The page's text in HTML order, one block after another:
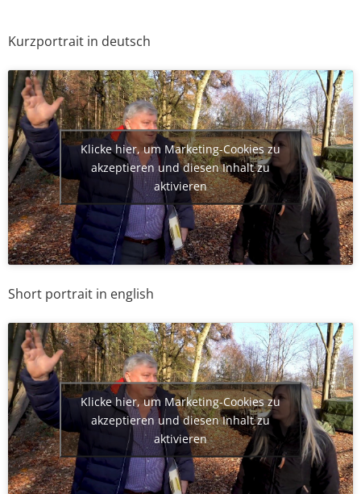
Kurzportrait in deutsch
Klicke hier, um Marketing-Cookies zu
akzeptieren und diesen Inhalt zu
aktivieren
Short portrait in english
Klicke hier, um Marketing-Cookies zu
akzeptieren und diesen Inhalt zu
aktivieren